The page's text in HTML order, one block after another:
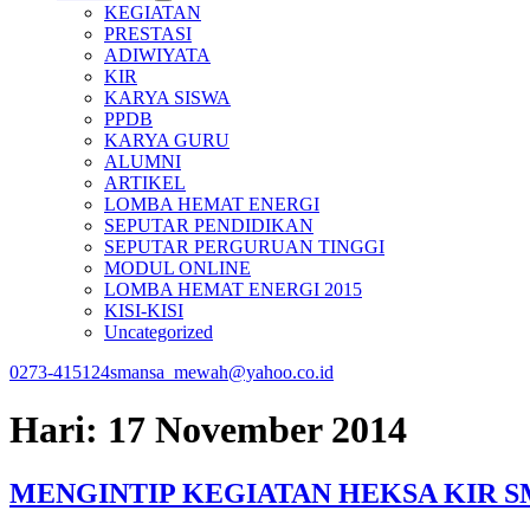
KEGIATAN
PRESTASI
ADIWIYATA
KIR
KARYA SISWA
PPDB
KARYA GURU
ALUMNI
ARTIKEL
LOMBA HEMAT ENERGI
SEPUTAR PENDIDIKAN
SEPUTAR PERGURUAN TINGGI
MODUL ONLINE
LOMBA HEMAT ENERGI 2015
KISI-KISI
Uncategorized
0273-415124smansa_mewah@yahoo.co.id
Hari: 17 November 2014
MENGINTIP KEGIATAN HEKSA KIR